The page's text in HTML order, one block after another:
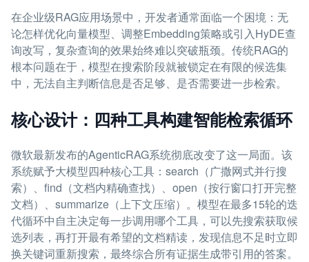
在企业级RAG应用场景中，开发者通常面临一个困境：无
论怎样优化向量模型、调整Embedding策略或引入HyDE查
询改写，复杂查询的效果始终难以突破瓶颈。传统RAG的
根本问题在于，模型在搜索阶段就被锁定在有限的候选集
中，无法自主判断信息是否足够、是否需要进一步检索。
核心设计：四种工具构建智能检索循环
微软最新发布的AgenticRAG系统彻底改变了这一局面。该
系统赋予大模型四种核心工具：search（广撒网式并行搜
索）、find（文档内精确查找）、open（按行窗口打开完整
文档）、summarize（上下文压缩）。模型在最多15轮的迭
代循环中自主决定每一步调用哪个工具，可以先搜索获取候
选列表，再打开最有希望的文档精读，发现信息不足时立即
换关键词重新搜索，最终综合所有证据生成带引用的答案。